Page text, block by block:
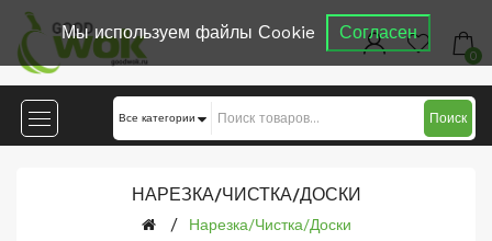
0
Поиск
НАРЕЗКА/ЧИСТКА/ДОСКИ
Нарезка/Чистка/Доски
Мы используем файлы Сookie Согласен